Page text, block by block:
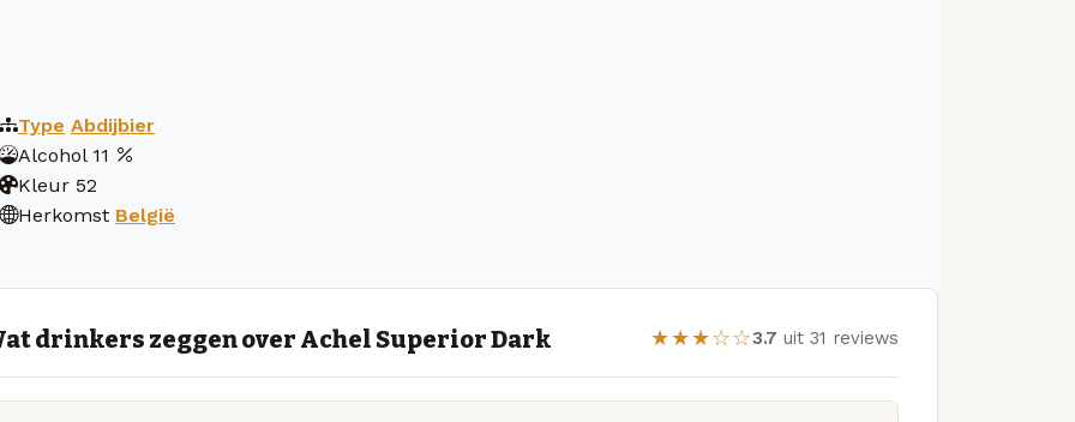
Type Abdijbier
Alcohol 11
Kleur 52
Herkomst België
drinkers zeggen over Achel Superior Dark ★★★☆☆3.7 uit 31 reviews